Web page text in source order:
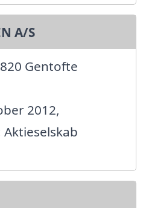
A/S
Gentofte
2012,